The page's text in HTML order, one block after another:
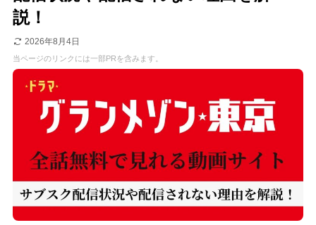
説！
2026年8月4日
当ページのリンクには一部PRを含みます。